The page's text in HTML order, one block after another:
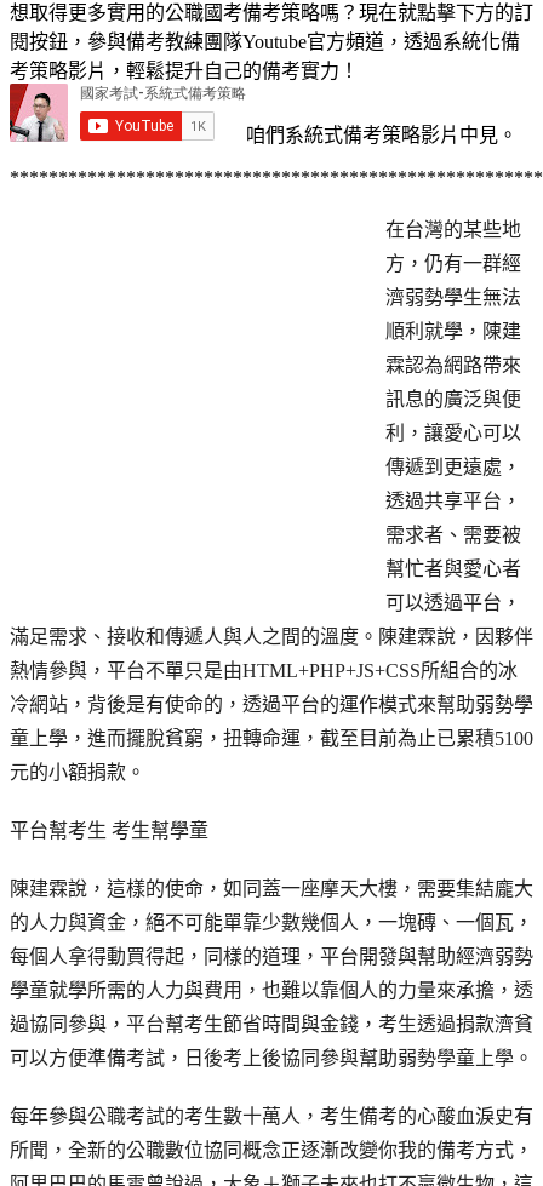
想取得更多實用的公職國考備考策略嗎？現在就點擊下方的訂
閱按鈕，參與備考教練團隊Youtube官方頻道，透過系統化備
考策略影片，輕鬆提升自己的備考實力！
咱們系統式備考策略影片中見。
在台灣的某些地
方，仍有一群經
濟弱勢學生無法
順利就學，陳建
霖認為網路帶來
訊息的廣泛與便
利，讓愛心可以
傳遞到更遠處，
透過共享平台，
需求者、需要被
幫忙者與愛心者
可以透過平台，
滿足需求、接收和傳遞人與人之間的溫度。陳建霖說，因夥伴
熱情參與，平台不單只是由HTML+PHP+JS+CSS所組合的冰
冷網站，背後是有使命的，透過平台的運作模式來幫助弱勢學
童上學，進而擺脫貧窮，扭轉命運，截至目前為止已累積5100
元的小額捐款。
平台幫考生 考生幫學童
陳建霖說，這樣的使命，如同蓋一座摩天大樓，需要集結龐大
的人力與資金，絕不可能單靠少數幾個人，一塊磚、一個瓦，
每個人拿得動買得起，同樣的道理，平台開發與幫助經濟弱勢
學童就學所需的人力與費用，也難以靠個人的力量來承擔，透
過協同參與，平台幫考生節省時間與金錢，考生透過捐款濟貧
可以方便準備考試，日後考上後協同參與幫助弱勢學童上學。
每年參與公職考試的考生數十萬人，考生備考的心酸血淚史有
所聞，全新的公職數位協同概念正逐漸改變你我的備考方式，